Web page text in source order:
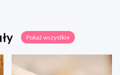
Pokaż wszystkie